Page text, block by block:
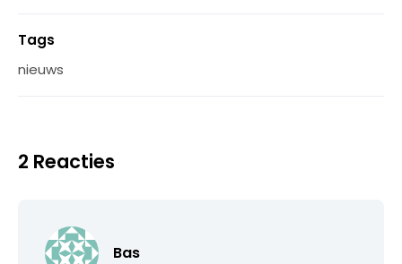
Tags
nieuws
2 Reacties
Bas